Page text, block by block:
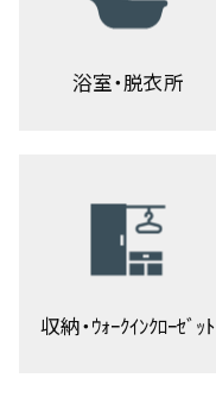
浴室・脱衣所
収納・ｳｫｰｸｲﾝｸﾛｰｾﾞｯﾄ